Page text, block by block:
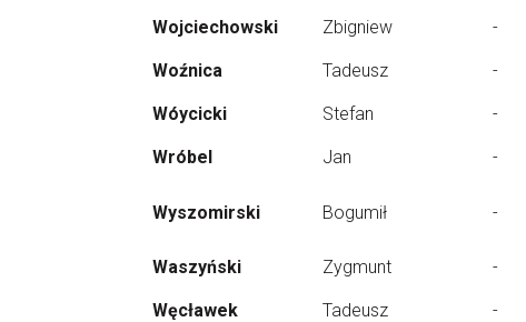
Wojciechowski Zbigniew -
Woźnica Tadeusz -
Wóycicki Stefan -
Wróbel Jan -
Wyszomirski Bogumił -
Waszyński Zygmunt -
Węcławek Tadeusz -